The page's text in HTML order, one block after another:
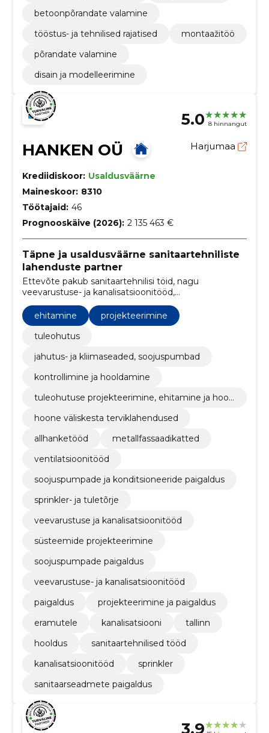
betoonpõrandate valamine
tööstus- ja tehnilised rajatised
montaažitöö
põrandate valamine
disain ja modelleerimine
5.0 8 hinnangut
HANKEN OÜ Harjumaa
Krediidiskoor: Usaldusväärne
Maineskoor: 8310
Töötajaid: 46
Prognooskäive (2026): 2 135 463 €
Täpne ja usaldusväärne sanitaartehniliste
lahenduste partner
Ettevõte pakub sanitaartehnilisi töid, nagu
veevarustuse- ja kanalisatsioonitööd,
ventilatsioonitööd, soojuspumpade ja
konditsioneeride paigaldust ning sprinkler- ja
tuletõrjevoolikusüsteemide projekteerimist ja
paigaldust
ehitamine
projekteerimine
tuleohutus
jahutus- ja kliimaseaded, soojuspumbad
kontrollimine ja hooldamine
tuleohutuse projekteerimine, ehitamine ja hool
hoone väliskesta terviklahendused
allhanketööd
metallfassaadikatted
ventilatsioonitööd
soojuspumpade ja konditsioneeride paigaldus
sprinkler- ja tuletõrje
veevarustuse ja kanalisatsioonitööd
süsteemide projekteerimine
soojuspumpade paigaldus
veevarustuse- ja kanalisatsioonitööd
paigaldus
projekteerimine ja paigaldus
eramutele
kanalisatsiooni
tallinn
hooldus
sanitaartehnilised tööd
kanalisatsioonitööd
sprinkler
sanitaarseadmete paigaldus
3.9